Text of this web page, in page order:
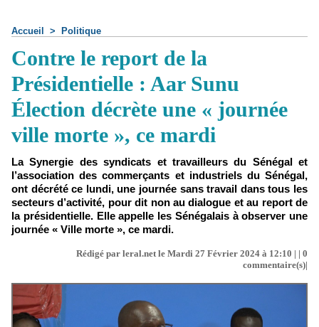
Accueil > Politique
Contre le report de la
Présidentielle : Aar Sunu
Élection décrète une « journée
ville morte », ce mardi
La Synergie des syndicats et travailleurs du Sénégal et
l’association des commerçants et industriels du Sénégal,
ont décrété ce lundi, une journée sans travail dans tous les
secteurs d’activité, pour dit non au dialogue et au report de
la présidentielle. Elle appelle les Sénégalais à observer une
journée « Ville morte », ce mardi.
Rédigé par leral.net le Mardi 27 Février 2024 à 12:10 | | 0
commentaire(s)|